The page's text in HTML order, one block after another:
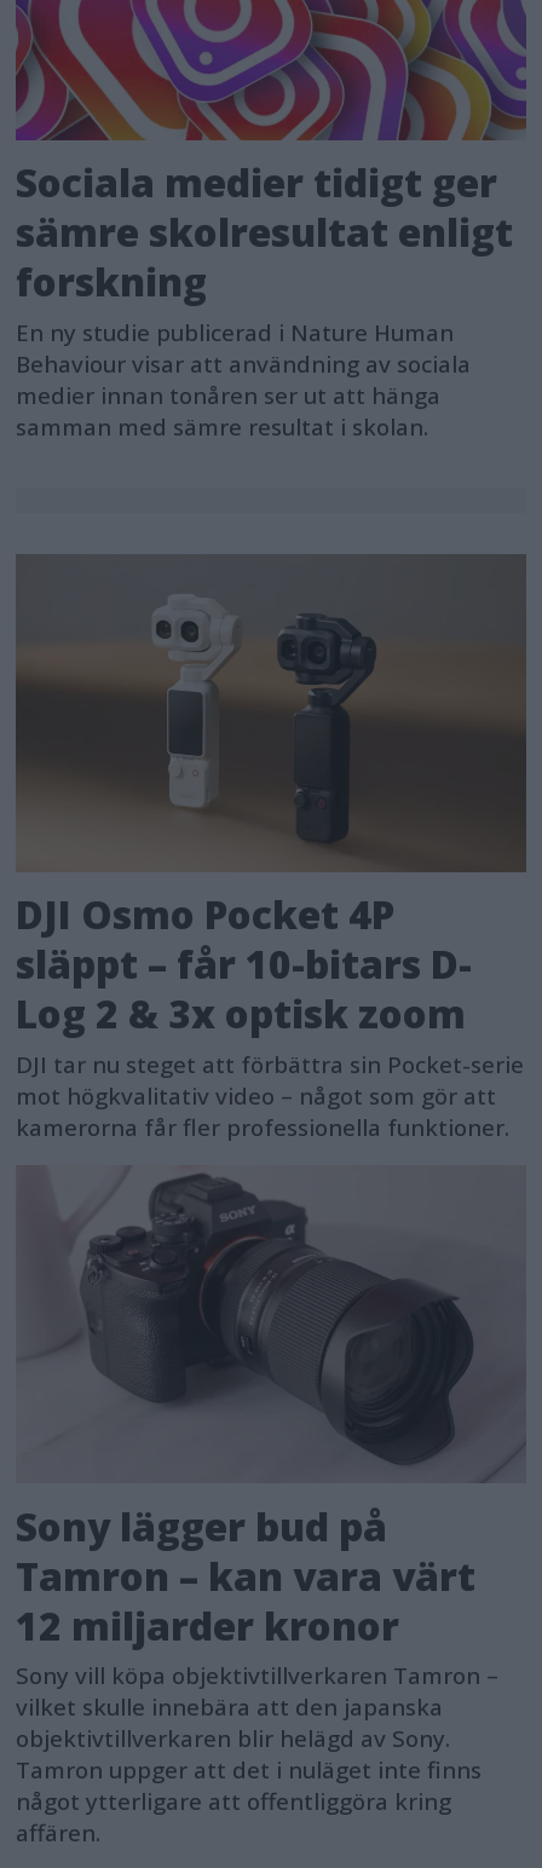
Sociala medier tidigt ger
sämre skolresultat enligt
forskning
En ny studie publicerad i Nature Human
Behaviour visar att användning av sociala
medier innan tonåren ser ut att hänga
samman med sämre resultat i skolan.
DJI Osmo Pocket 4P
släppt – får 10-bitars D-
Log 2 & 3x optisk zoom
DJI tar nu steget att förbättra sin Pocket-serie
mot högkvalitativ video – något som gör att
kamerorna får fler professionella funktioner.
Sony lägger bud på
Tamron – kan vara värt
12 miljarder kronor
Sony vill köpa objektivtillverkaren Tamron –
vilket skulle innebära att den japanska
objektivtillverkaren blir helägd av Sony.
Tamron uppger att det i nuläget inte finns
något ytterligare att offentliggöra kring
affären.